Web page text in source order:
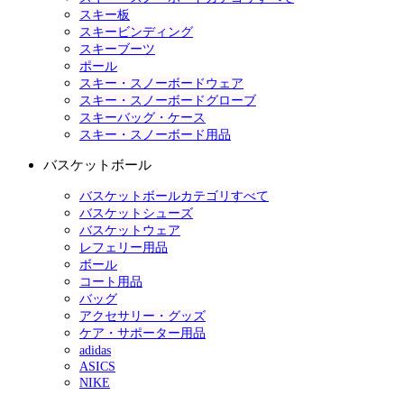
スキー板
スキービンディング
スキーブーツ
ポール
スキー・スノーボードウェア
スキー・スノーボードグローブ
スキーバッグ・ケース
スキー・スノーボード用品
バスケットボール
バスケットボールカテゴリすべて
バスケットシューズ
バスケットウェア
レフェリー用品
ボール
コート用品
バッグ
アクセサリー・グッズ
ケア・サポーター用品
adidas
ASICS
NIKE